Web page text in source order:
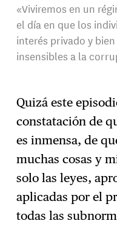
«Viviremos en un
el día en que los
interés privado y
insensibles a la
Quizá este
constatación de
es inmensa, de
muchas cosas y
solo las leyes,
aplicadas por el
todas las